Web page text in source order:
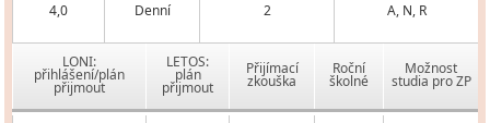
4,0 Denní 2 A, N, R
LONI:
přihlášení/plán
přijmout
LETOS:
plán
přijmout
Přijímací
zkouška
Roční
školné
Možnost
studia pro ZP